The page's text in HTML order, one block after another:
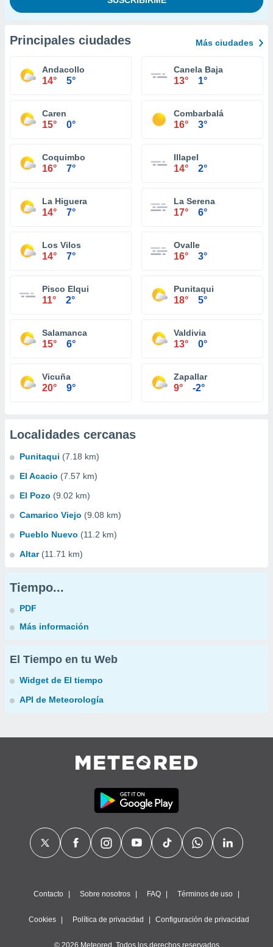
Principales ciudades Más ciudades
Andacollo
14° 5°
Canela Baja
13° 1°
Caren
15° 0°
Combarbalá
16° 3°
Coquimbo
16° 7°
Illapel
14° 2°
La Higuera
14° 7°
La Serena
17° 6°
Los Vilos
14° 7°
Ovalle
16° 3°
Pisco Elqui
11° 2°
Punitaqui
18° 5°
Salamanca
15° 6°
Valdivia
13° 0°
Vicuña
20° 9°
Zapallar
9° -2°
Localidades cercanas
Punitaqui (7.18 km)
El Acacio (7.57 km)
El Pozo (9.02 km)
Camarico Viejo (9.08 km)
Pueblo Nuevo (11.2 km)
Altar (11.71 km)
Tiempo...
PDF
Más información
El Tiempo en tu Web
Widget de El tiempo
API de Meteorología
Contacto Sobre nosotros FAQ Términos de uso
Cookies Política de privacidad Configuración de privacidad
© 2026 Meteored. Todos los derechos reservados